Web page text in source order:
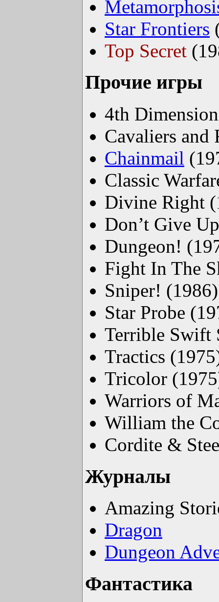
Star Frontiers
Top Secret
Прочие игры
4th Dimension
Cavaliers and
Chainmail
Classic
Divine Right
Don’t Give
Dungeon!
Fight In The
Sniper! (1986)
Star Probe
Terrible Swift
Tractics
Tricolor
Warriors of
William the
Cordite &
Журналы
Amazing
Dragon
Dungeon
Фантастика